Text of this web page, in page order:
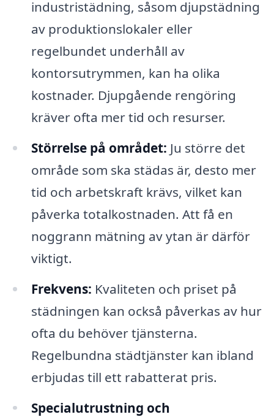
industristädning, såsom djupstädning
av produktionslokaler eller
regelbundet underhåll av
kontorsutrymmen, kan ha olika
kostnader. Djupgående rengöring
kräver ofta mer tid och resurser.
Störrelse på området: Ju större det
område som ska städas är, desto mer
tid och arbetskraft krävs, vilket kan
påverka totalkostnaden. Att få en
noggrann mätning av ytan är därför
viktigt.
Frekvens: Kvaliteten och priset på
städningen kan också påverkas av hur
ofta du behöver tjänsterna.
Regelbundna städtjänster kan ibland
erbjudas till ett rabatterat pris.
Specialutrustning och